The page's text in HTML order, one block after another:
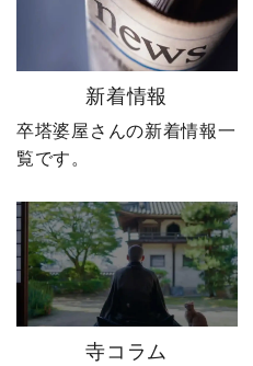
婿社長の逆転劇、ついに
完結です。 あなたなら、
人生で一番大きな挑戦は
何ですか？ぜひコメント
で教えてください！ 「い
いね」「保存」「フォロ
ー」も励みになります。
ーーーーーー 創業明治15
年｜卒塔婆専門メーカー
東京・日の出町を拠点
に、全国6,000以上のお寺
とお取引する、 お寺のこ
とを知り尽くした“卒塔婆
屋”です。 卒塔婆に関する
新着情報
卒塔婆屋さんの新着情報一
覧です。
寺コラム